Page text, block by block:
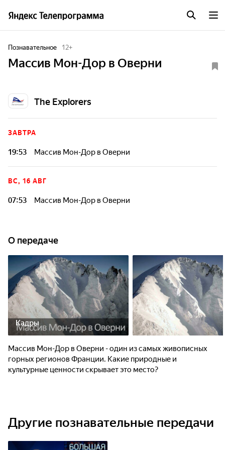
Познавательное 12+
Массив Мон-Дор в Оверни
The Explorers
ЗАВТРА
19:53 Массив Мон-Дор в Оверни
ВС, 16 АВГ
07:53 Массив Мон-Дор в Оверни
О передаче
Кадры
Массив Мон-Дор в Оверни - один из самых живописных
горных регионов Франции. Какие природные и
культурные ценности скрывает это место?
Другие познавательные передачи